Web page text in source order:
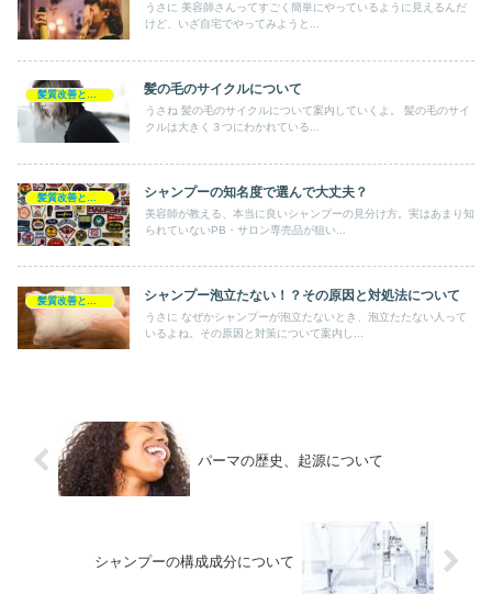
うさに 美容師さんってすごく簡単にやっているように見えるんだ
けど、いざ自宅でやってみようと...
髪質改善とヘアの疑問 髪の毛のサイクルについて
うさね 髪の毛のサイクルについて案内していくよ。 髪の毛のサイ
クルは大きく３つにわかれている...
髪質改善とヘアの疑問 シャンプーの知名度で選んで大丈夫？
美容師が教える、本当に良いシャンプーの見分け方。実はあまり知
られていないPB・サロン専売品が狙い...
髪質改善とヘアの疑問 シャンプー泡立たない！？その原因と対処法について
うさに なぜかシャンプーが泡立たないとき、泡立たたない人って
いるよね。その原因と対策について案内し...
パーマの歴史、起源について
シャンプーの構成成分について